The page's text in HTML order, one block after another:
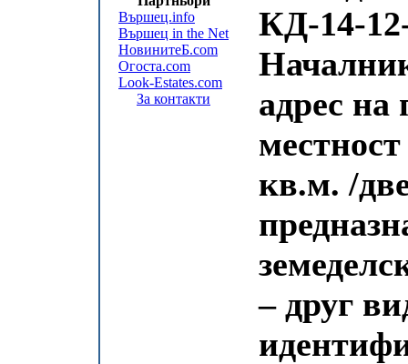
Вършец.info
Вършец in the Net
НовинитеБ.com
Огоста.com
Look-Estates.com
За контакти
КД-14-
адрес
кв.м. /
– друг